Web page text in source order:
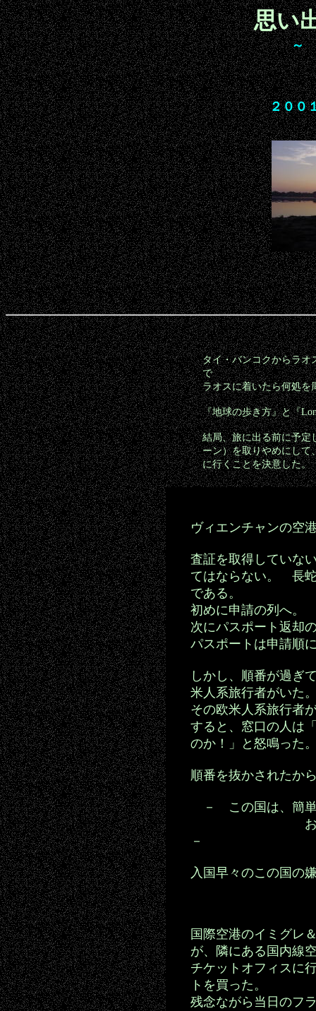
思い
～
２００
タイ・バンコクからラオ
で
ラオスに着いたら何処を
『地球の歩き方』と『
結局、旅に出る前に予定
ーン）を取りやめにして
に行くことを決意した。
ヴィエンチャンの空
査証を取得していな
てはならない。 長
である。
初めに申請の列へ。
次にパスポート返却
パスポートは申請
しかし、順番が過ぎ
米人系旅行者がいた
その欧米人系旅行者
すると、窓口の人は
のか！」と怒鳴った
順番を抜かされたか
－ この国は、簡単
お役所から
－
入国早々のこの国の
国際空港のイミグレ
が、隣にある国内線
チケットオフィスに
トを買った。
残念ながら当日のフ